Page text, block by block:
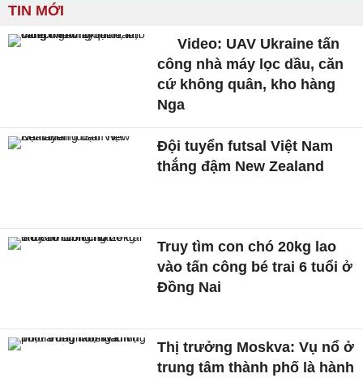
TIN MỚI
Video: UAV Ukraine tấn
công nhà máy lọc dầu, căn
cứ không quân, kho hàng
Nga
Đội tuyển futsal Việt Nam
thắng đậm New Zealand
Truy tìm con chó 20kg lao
vào tấn công bé trai 6 tuổi ở
Đồng Nai
Thị trưởng Moskva: Vụ nổ ở
trung tâm thành phố là hành